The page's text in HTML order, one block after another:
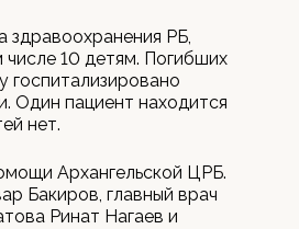
РБ,
10 детям. Погибших
госпитализировано
Один пациент находится
нет.
Архангельской ЦРБ.
Бакиров, главный врач
Ринат Нагаев и